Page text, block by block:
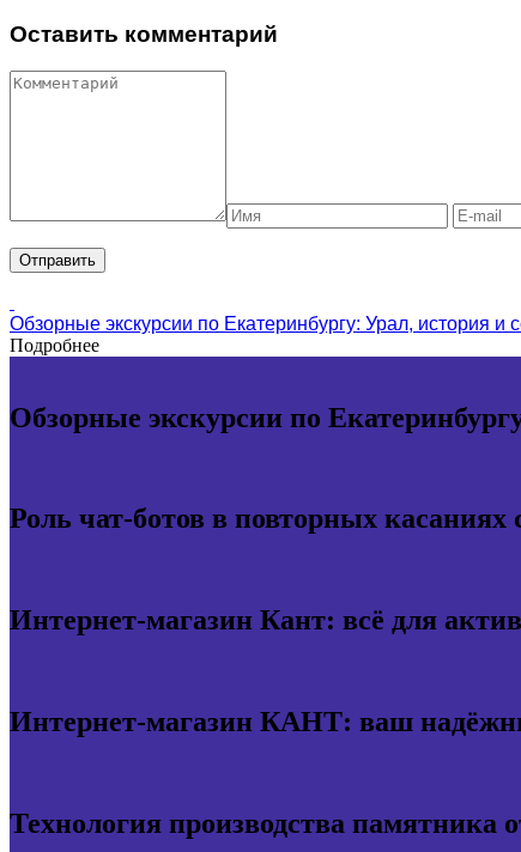
Оставить комментарий
Обзорные экскурсии по Екатеринбургу: Урал, история и
Подробнее
Обзорные экскурсии по
Роль чат-ботов в повторных касаниях
Интернет-магазин Кант: всё для
Интернет-магазин КАНТ: ваш
Технология производства